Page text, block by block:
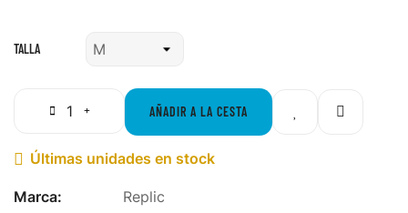
TALLA
AÑADIR A LA CESTA
 Últimas unidades en stock
Marca:
Replic